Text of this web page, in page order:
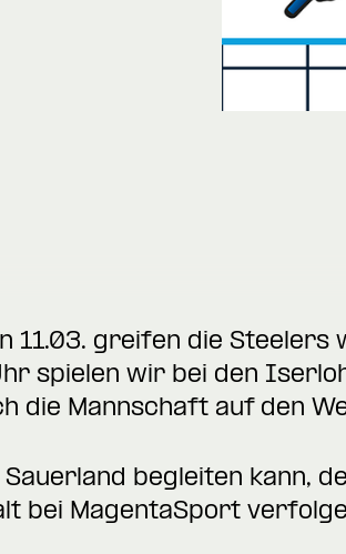
11.03. greifen die
spielen wir bei den
die Mannschaft auf den
begleiten kann,
bei MagentaSport